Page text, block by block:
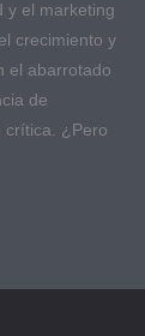
y el marketing
crecimiento y
el abarrotado
de
crítica. ¿Pero